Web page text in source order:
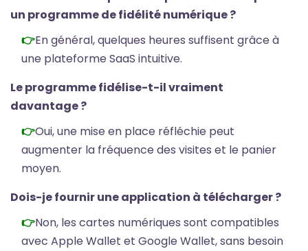
un programme de fidélité numérique ?
En général, quelques heures suffisent grâce à
une plateforme SaaS intuitive.
Le programme fidélise-t-il vraiment
davantage ?
Oui, une mise en place réfléchie peut
augmenter la fréquence des visites et le panier
moyen.
Dois-je fournir une application à télécharger ?
Non, les cartes numériques sont compatibles
avec Apple Wallet et Google Wallet, sans besoin